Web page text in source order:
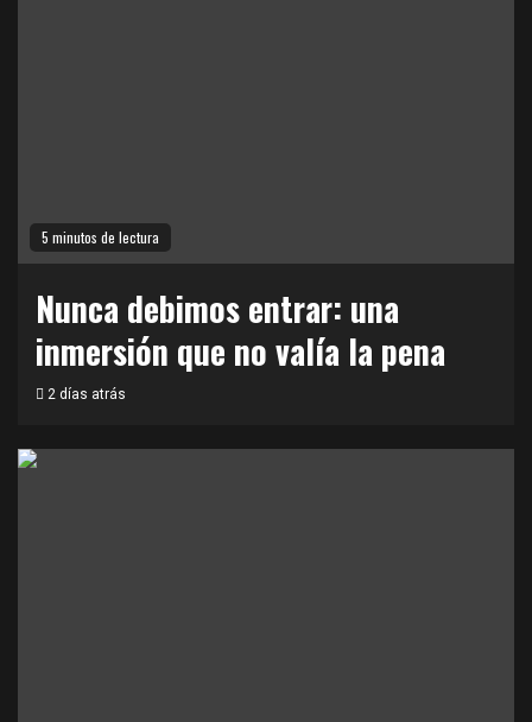
5 minutos de lectura
Nunca debimos entrar: una
inmersión que no valía la pena
2 días atrás